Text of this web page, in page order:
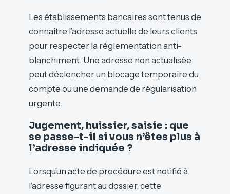
Les établissements bancaires sont tenus de
connaître l’adresse actuelle de leurs clients
pour respecter la réglementation anti-
blanchiment. Une adresse non actualisée
peut déclencher un blocage temporaire du
compte ou une demande de régularisation
urgente.
Jugement, huissier, saisie : que
se passe-t-il si vous n’êtes plus à
l’adresse indiquée ?
Lorsqu’un acte de procédure est notifié à
l’adresse figurant au dossier, cette